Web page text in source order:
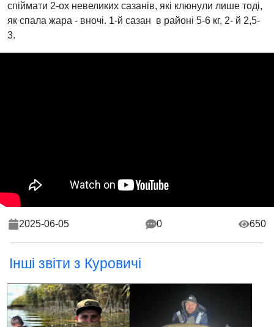
спіймати 2-ох невеликих сазанів, які клюнули лише тоді,
як спала жара - вночі. 1-й сазан в районі 5-6 кг, 2- й 2,5-
3.
2025-06-05 0 650
Інші звіти з Куровичі